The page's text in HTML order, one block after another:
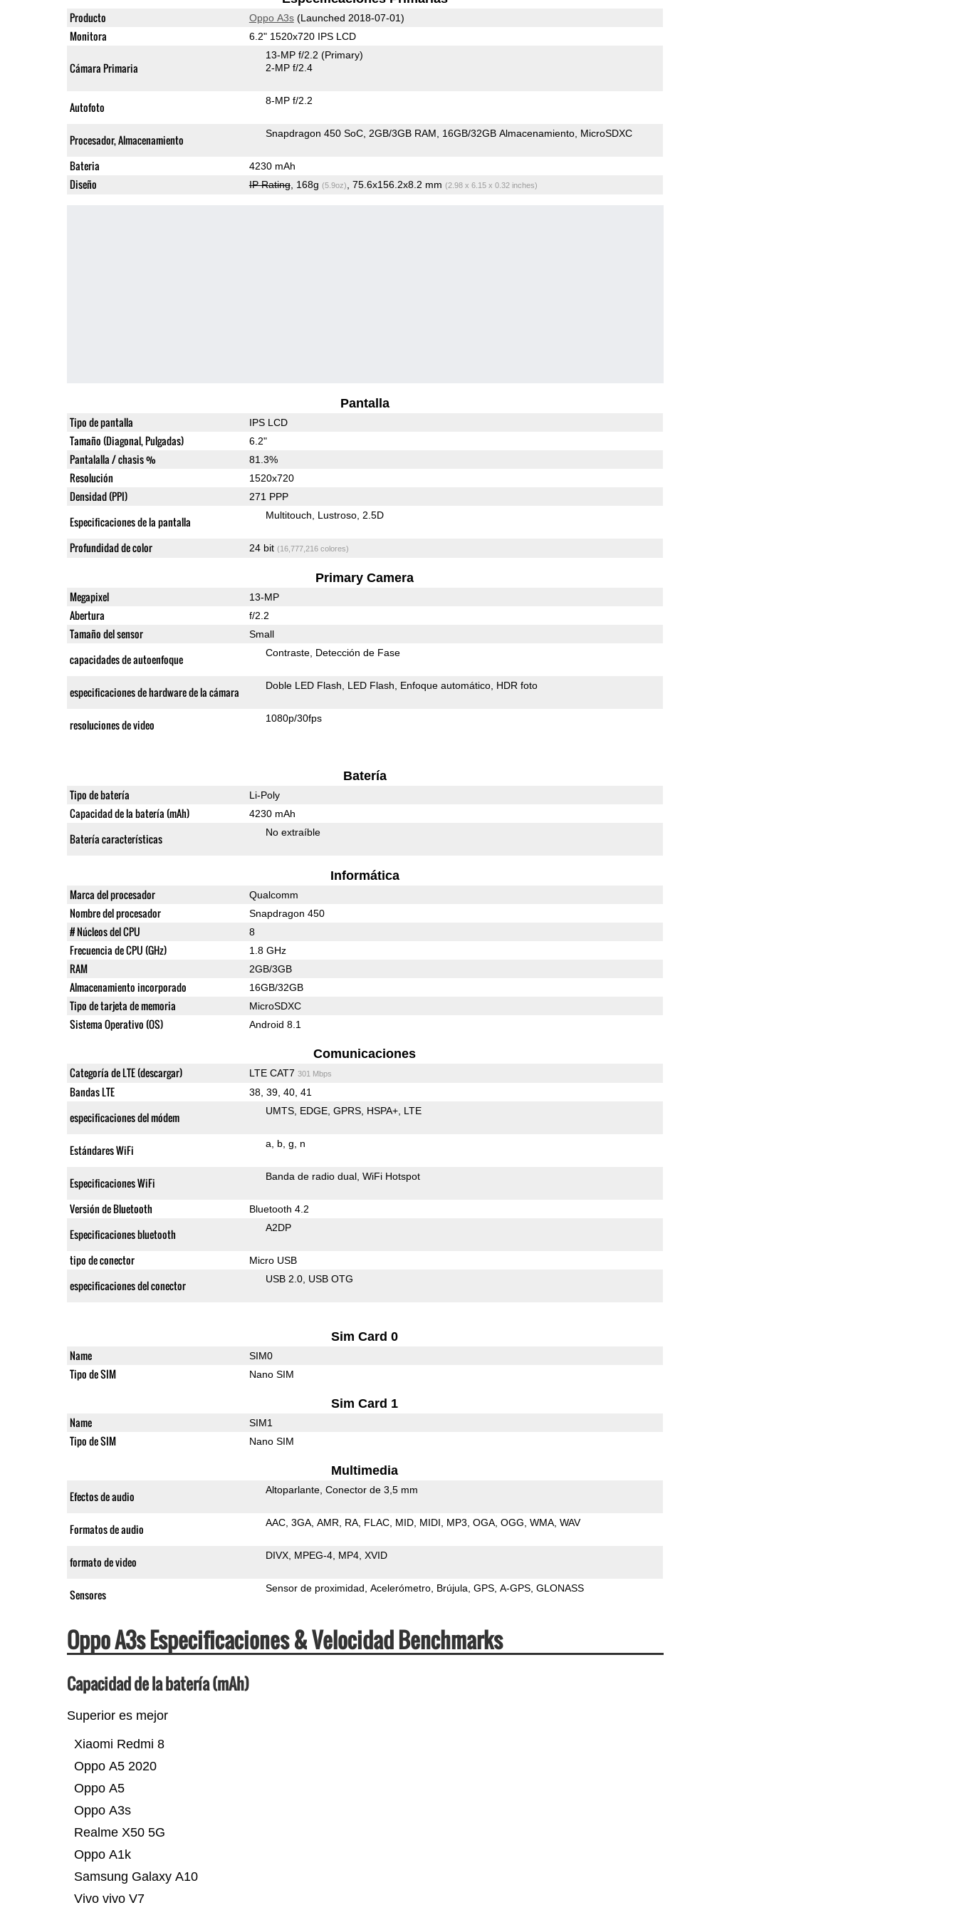
Producto Oppo A3s(Launched 2018-07-01)
Monitora 6.2" 1520x720 IPS LCD
Cámara Primaria
13-MP f/2.2 (Primary)
2-MP f/2.4
Autofoto 8-MP f/2.2
Procesador, Almacenamiento Snapdragon 450 SoC 2GB/3GB RAM 16GB/32GB Almacenamiento MicroSDXC
Bateria 4230 mAh
Diseño IP Rating, 168g (5.9oz) , 75.6x156.2x8.2 mm (2.98 x 6.15 x 0.32 inches)
Pantalla
Tipo de pantalla IPS LCD
Tamaño (Diagonal, Pulgadas) 6.2"
Pantalalla / chasis % 81.3%
Resolución 1520x720
Densidad (PPI) 271 PPP
Especificaciones de la pantalla Multitouch Lustroso 2.5D
Profundidad de color 24 bit (16,777,216 colores)
Primary Camera
Megapixel 13-MP
Abertura f/2.2
Tamaño del sensor Small
capacidades de autoenfoque Contraste Detección de Fase
especificaciones de hardware de la cámara Doble LED Flash LED Flash Enfoque automático HDR foto
resoluciones de video 1080p/30fps
Batería
Tipo de batería Li-Poly
Capacidad de la batería (mAh) 4230 mAh
Batería características No extraíble
Informática
Marca del procesador Qualcomm
Nombre del procesador Snapdragon 450
# Núcleos del CPU 8
Frecuencia de CPU (GHz) 1.8 GHz
RAM 2GB/3GB
Almacenamiento incorporado 16GB/32GB
Tipo de tarjeta de memoria MicroSDXC
Sistema Operativo (OS) Android 8.1
Comunicaciones
Categoría de LTE (descargar) LTE CAT7 301 Mbps
Bandas LTE 38, 39, 40, 41
especificaciones del módem UMTS EDGE GPRS HSPA+ LTE
Estándares WiFi a b g n
Especificaciones WiFi Banda de radio dual WiFi Hotspot
Versión de Bluetooth Bluetooth 4.2
Especificaciones bluetooth A2DP
tipo de conector Micro USB
especificaciones del conector USB 2.0 USB OTG
Sim Card 0
Name SIM0
Tipo de SIM Nano SIM
Sim Card 1
Name SIM1
Tipo de SIM Nano SIM
Multimedia
Efectos de audio Altoparlante Conector de 3,5 mm
Formatos de audio AAC 3GA AMR RA FLAC MID MIDI MP3 OGA OGG WMA WAV
formato de video DIVX MPEG-4 MP4 XVID
Sensores Sensor de proximidad Acelerómetro Brújula GPS A-GPS GLONASS
Oppo A3s Especificaciones & Velocidad Benchmarks
Capacidad de la batería (mAh)
Superior es mejor
Vivo vivo V7
Samsung Galaxy A10
Oppo A1k
Realme X50 5G
Oppo A3s
Oppo A5
Oppo A5 2020
Xiaomi Redmi 8